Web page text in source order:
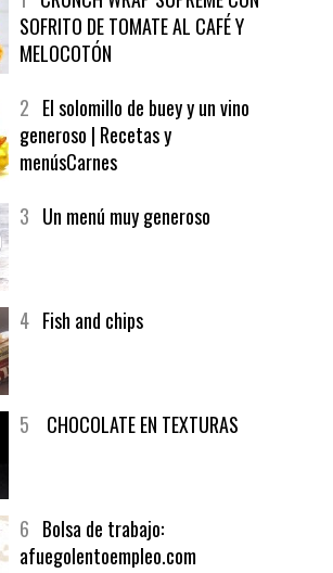
PUBLICACIONES
SOFRITO DE TOMATE AL CAFÉ Y
MELOCOTÓN
generoso | Recetas y